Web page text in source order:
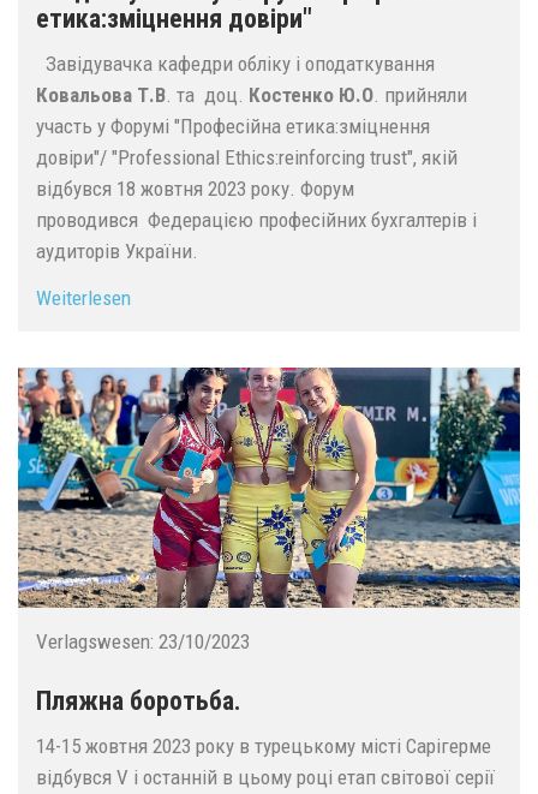
етика:зміцнення довіри"
Завідувачка кафедри обліку і оподаткування
Ковальова Т.В. та доц. Костенко Ю.О. прийняли
участь у Форумі "Професійна етика:зміцнення
довіри"/ "Professional Ethics:reinforcing trust", якій
відбувся 18 жовтня 2023 року. Форум
проводився Федерацією професійних бухгалтерів і
аудиторів України.
Weiterlesen
Verlagswesen: 23/10/2023
Пляжна боротьба.
14-15 жовтня 2023 року в турецькому місті Сарігерме
відбувся V і останній в цьому році етап світової серії